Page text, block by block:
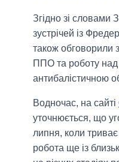
Згідно зі словами
зустрічей із
також обговорили
ППО та роботу
антибалістичною
Водночас, на сайті
уточнюється, що
липня, коли
робота ще із